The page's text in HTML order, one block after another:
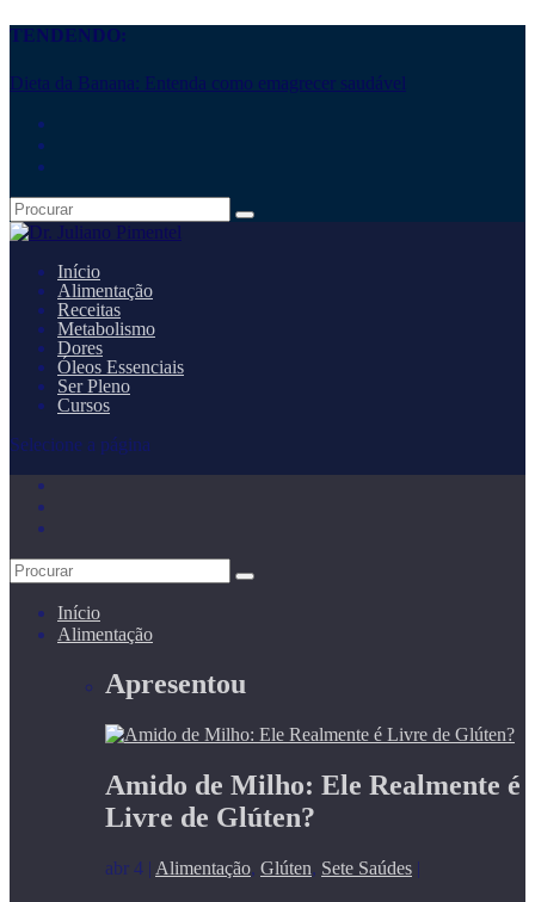
TENDENDO:
Dieta da Banana: Entenda como emagrecer saudável
Início
Alimentação
Receitas
Metabolismo
Dores
Óleos Essenciais
Ser Pleno
Cursos
Selecione a página
Início
Alimentação
Apresentou
Amido de Milho: Ele Realmente é
Livre de Glúten?
abr 4 | Alimentação, Glúten, Sete Saúdes |